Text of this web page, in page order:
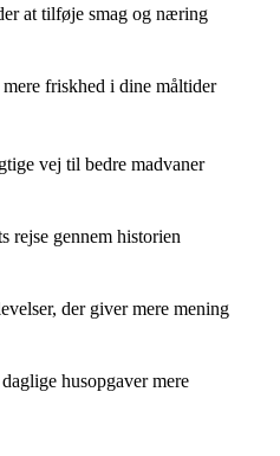
at tilføje smag og næring
friskhed i dine måltider
vej til bedre madvaner
rejse gennem historien
der giver mere mening
husopgaver mere